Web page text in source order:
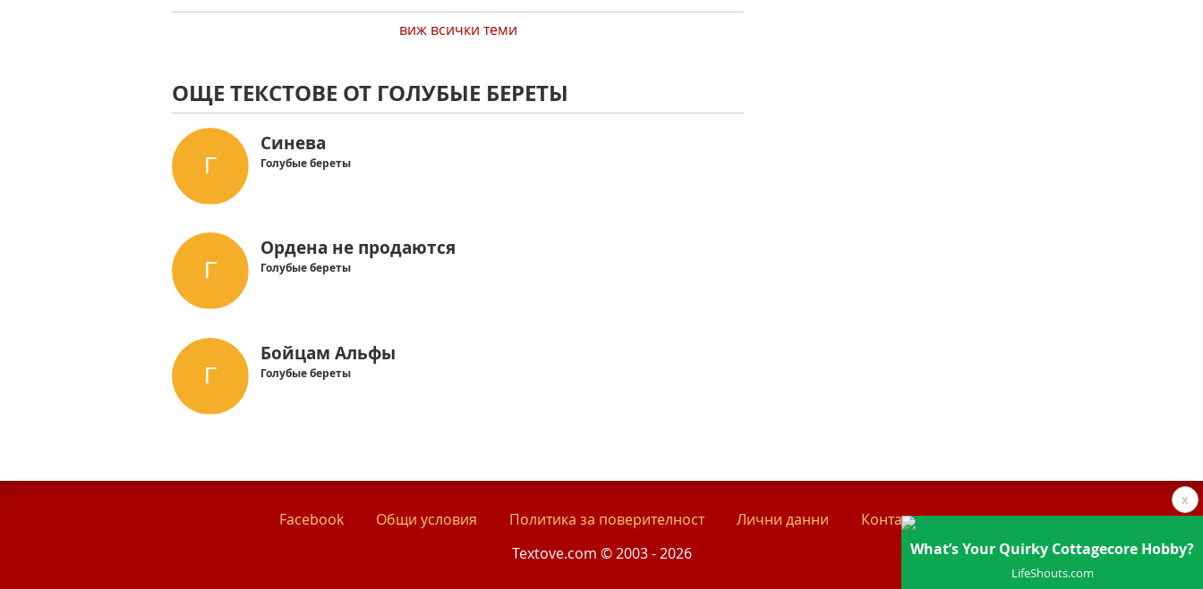
виж всички теми
ОЩЕ ТЕКСТОВЕ ОТ ГОЛУБЫЕ БЕРЕТЫ
Синева
Голубые береты
Ордена не продаются
Голубые береты
Бойцам Альфы
Голубые береты
x
What’s Your Quirky Cottagecore Hobby?
LifeShouts.com
Facebook Общи условия Политика за поверителност Лични данни
Контакти
Textove.com © 2003 - 2026